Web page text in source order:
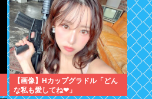
【画像】Hカップグラドル「どん
な私も愛してね❤」